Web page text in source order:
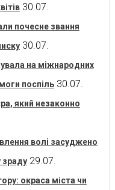
30.07.
почесне звання
30.07.
на міжнародних
поспіль 30.07.
який незаконно
волі засуджено
зраду 29.07.
окраса міста чи